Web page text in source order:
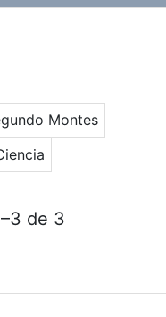
Montes
de 3